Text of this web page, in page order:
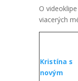
O
viacerých
Kristína s
novým